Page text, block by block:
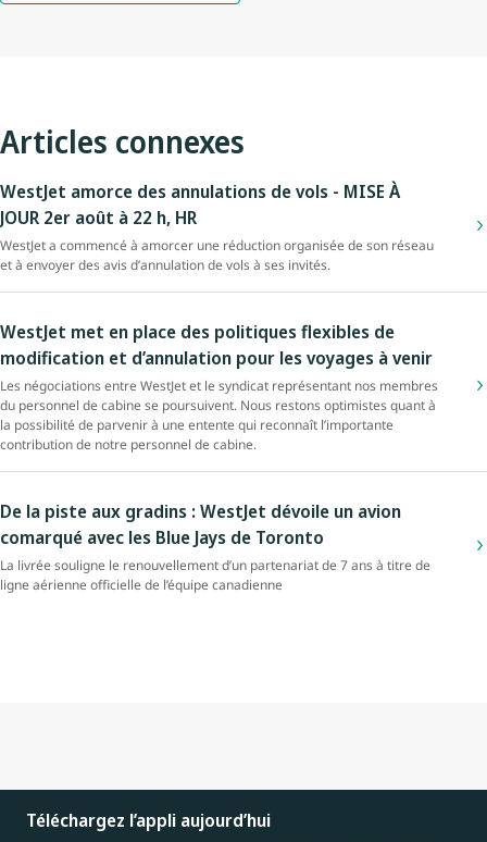
Articles connexes
WestJet amorce des annulations de vols - MISE À
JOUR 2er août à 22 h, HR
WestJet a commencé à amorcer une réduction organisée de son réseau
et à envoyer des avis d’annulation de vols à ses invités.
WestJet met en place des politiques flexibles de
modification et d’annulation pour les voyages à venir
Les négociations entre WestJet et le syndicat représentant nos membres
du personnel de cabine se poursuivent. Nous restons optimistes quant à
la possibilité de parvenir à une entente qui reconnaît l’importante
contribution de notre personnel de cabine.
De la piste aux gradins : WestJet dévoile un avion
comarqué avec les Blue Jays de Toronto
La livrée souligne le renouvellement d’un partenariat de 7 ans à titre de
ligne aérienne officielle de l’équipe canadienne
Téléchargez l’appli aujourd’hui